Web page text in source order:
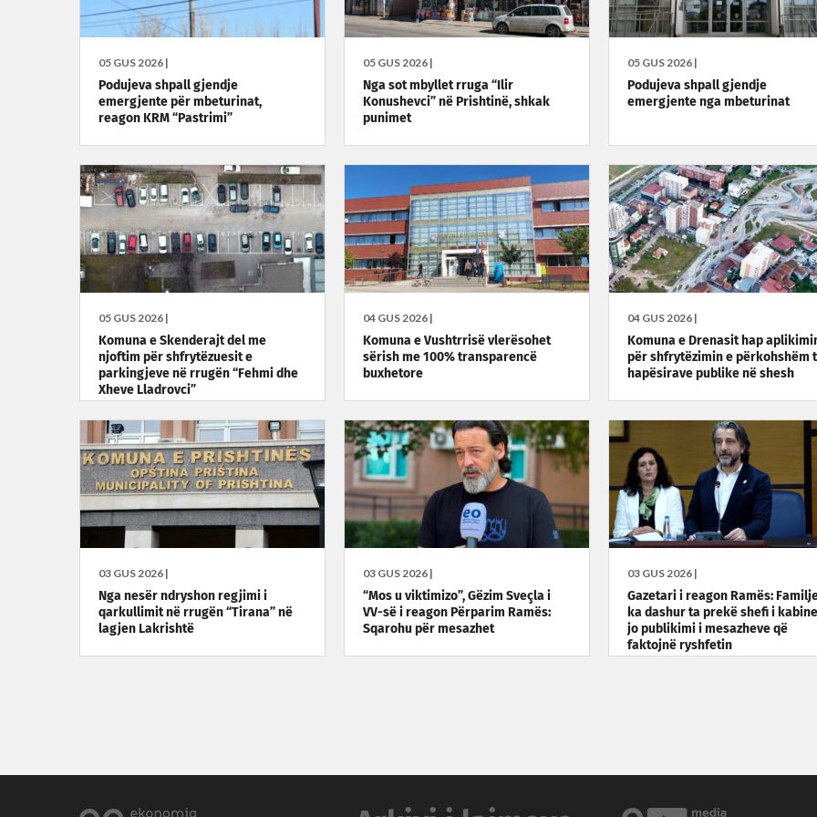
05 GUS 2026 |
Podujeva shpall gjendje
emergjente për mbeturinat,
reagon KRM “Pastrimi”
05 GUS 2026 |
Nga sot mbyllet rruga “Ilir
Konushevci” në Prishtinë, shkak
punimet
05 GUS 2026 |
Podujeva shpall gjendje
emergjente nga mbeturinat
05 GUS 2026 |
Komuna e Skenderajt del me
njoftim për shfrytëzuesit e
parkingjeve në rrugën “Fehmi dhe
Xheve Lladrovci”
04 GUS 2026 |
Komuna e Vushtrrisë vlerësohet
sërish me 100% transparencë
buxhetore
04 GUS 2026 |
Komuna e Drenasit hap
për shfrytëzimin e përkohshëm
hapësirave publike në shesh
03 GUS 2026 |
Nga nesër ndryshon regjimi i
qarkullimit në rrugën “Tirana” në
lagjen Lakrishtë
03 GUS 2026 |
“Mos u viktimizo”, Gëzim Sveçla i
VV-së i reagon Përparim Ramës:
Sqarohu për mesazhet
03 GUS 2026 |
Gazetari i reagon Ramës:
ka dashur ta prekë shefi i
jo publikimi i mesazheve që
faktojnë ryshfetin